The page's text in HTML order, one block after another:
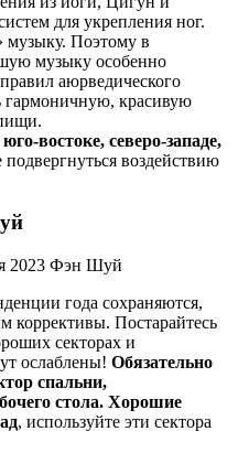
для укрепления ног.
музыку. Поэтому в
музыку особенно
аюрведического
гармоничную, красивую
юго-востоке, северо-западе,
воздействию
года сохраняются,
коррективы. Постарайтесь
секторах и
ослаблены! Обязательно
спальни,
стола. Хорошие
, используйте эти сектора